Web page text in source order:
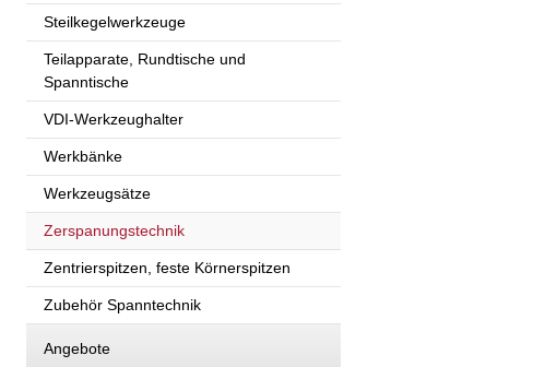
Steilkegelwerkzeuge
Teilapparate, Rundtische und
Spanntische
VDI-Werkzeughalter
Werkbänke
Werkzeugsätze
Zerspanungstechnik
Zentrierspitzen, feste Körnerspitzen
Zubehör Spanntechnik
Angebote